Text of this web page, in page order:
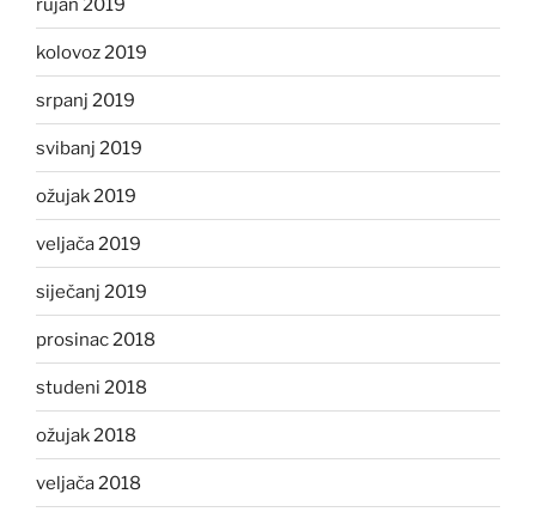
kolovoz 2019
srpanj 2019
svibanj 2019
ožujak 2019
veljača 2019
siječanj 2019
prosinac 2018
studeni 2018
ožujak 2018
veljača 2018